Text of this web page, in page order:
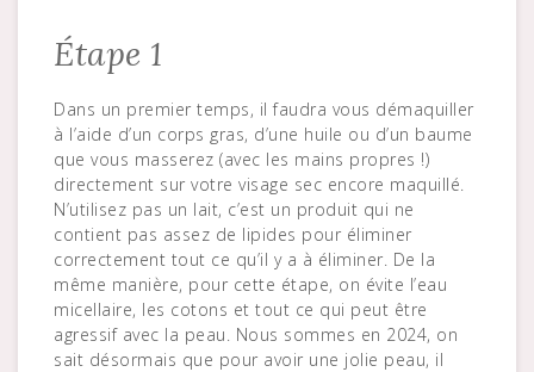
Étape 1
Dans un premier temps, il faudra vous démaquiller
à l’aide d’un corps gras, d’une huile ou d’un baume
que vous masserez (avec les mains propres !)
directement sur votre visage sec encore maquillé.
N’utilisez pas un lait, c’est un produit qui ne
contient pas assez de lipides pour éliminer
correctement tout ce qu’il y a à éliminer. De la
même manière, pour cette étape, on évite l’eau
micellaire, les cotons et tout ce qui peut être
agressif avec la peau. Nous sommes en 2024, on
sait désormais que pour avoir une jolie peau, il